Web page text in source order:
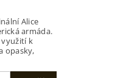
armáda.
k
opasky,